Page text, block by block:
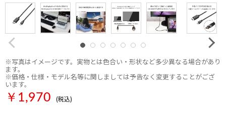
※写真はイメージです。実物とは色合い・形状など多少異なる場合があり
ます。
※価格・仕様・モデル名等に関しましては予告なく変更することがござ
います。
￥1,970 (税込)